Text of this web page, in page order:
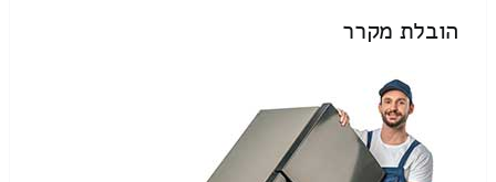
הובלת מקרר